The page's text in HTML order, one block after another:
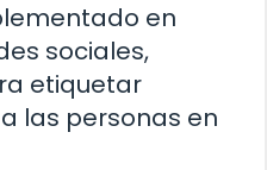
en
sociales,
etiquetar
las personas en